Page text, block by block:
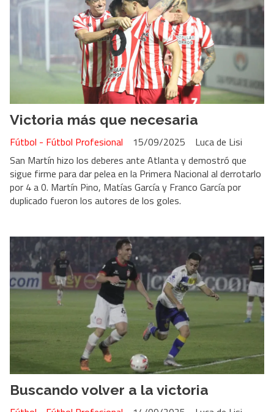
Victoria más que necesaria
Luca de Lisi
Fútbol - Fútbol Profesional
15/09/2025
San Martín hizo los deberes ante Atlanta y demostró que
sigue firme para dar pelea en la Primera Nacional al derrotarlo
por 4 a 0. Martín Pino, Matías García y Franco García por
duplicado fueron los autores de los goles.
Buscando volver a la victoria